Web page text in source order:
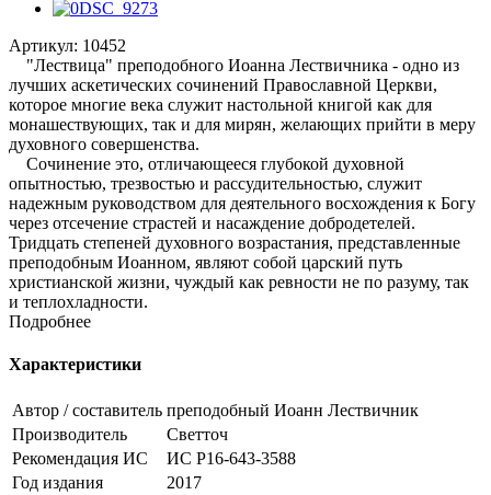
Артикул: 10452
"Лествица" преподобного Иоанна Лествичника - одно из
лучших аскетических сочинений Православной Церкви,
которое многие века служит настольной книгой как для
монашествующих, так и для мирян, желающих прийти в меру
духовного совершенства.
Сочинение это, отличающееся глубокой духовной
опытностью, трезвостью и рассудительностью, служит
надежным руководством для деятельного восхождения к Богу
через отсечение страстей и насаждение добродетелей.
Тридцать степеней духовного возрастания, представленные
преподобным Иоанном, являют собой царский путь
христианской жизни, чуждый как ревности не по разуму, так
и теплохладности.
Подробнее
Характеристики
Автор / составитель преподобный Иоанн Лествичник
Производитель
Светточ
Рекомендация ИС
ИС Р16-643-3588
Год издания
2017